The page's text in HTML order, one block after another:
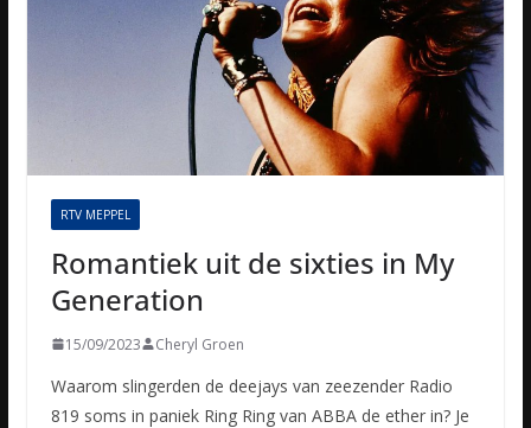
RTV MEPPEL
Romantiek uit de sixties in My
Generation
15/09/2023 Cheryl Groen
Waarom slingerden de deejays van zeezender Radio
819 soms in paniek Ring Ring van ABBA de ether in? Je